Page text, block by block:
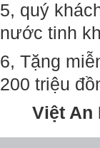
5, quý
nước tinh
6, Tặng
200 triệu
Việt An